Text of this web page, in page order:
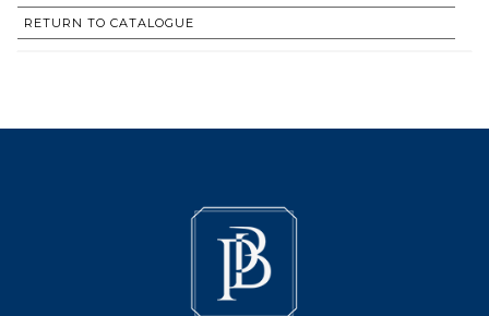
RETURN TO CATALOGUE